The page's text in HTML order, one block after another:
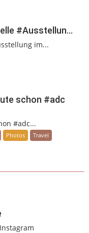
#Ausstellun…
im...
schon #adc
#adc...
Photos Travel